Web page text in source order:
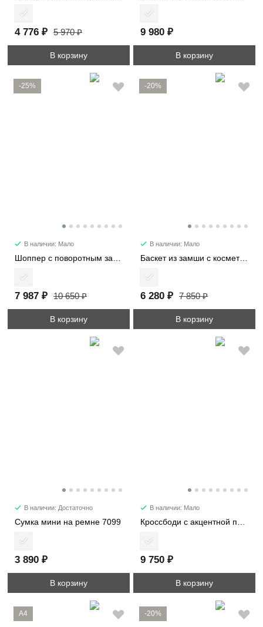
4 776 ₽ 5 970 ₽
В корзину
9 980 ₽
В корзину
-25%
В наличии: Мало
7 987 ₽ 10 650 ₽
В корзину
-20%
В наличии: Мало
Баскет из замши с косметичкой 6785
6 280 ₽ 7 850 ₽
В корзину
В наличии: Достаточно
Сумка мини на ремне 7099
3 890 ₽
В корзину
В наличии: Мало
9 750 ₽
В корзину
A4 -20%